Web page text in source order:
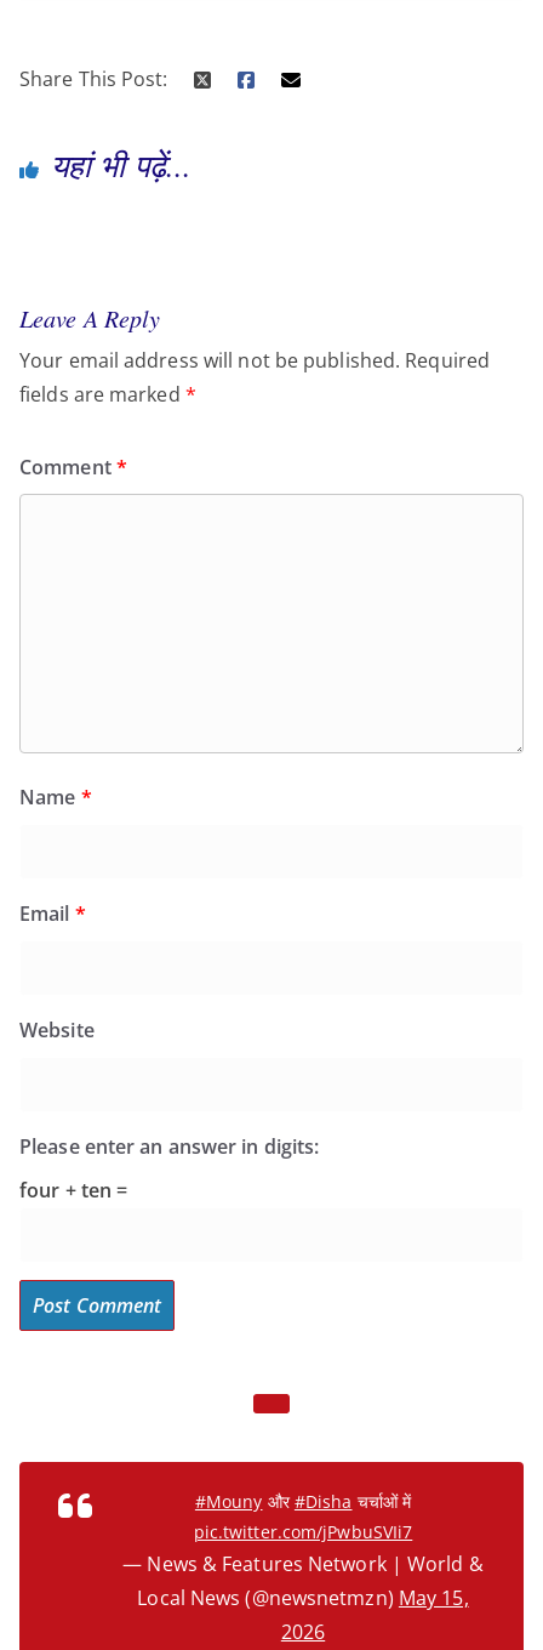
Share This Post:
यहां भी पढ़ें...
Leave A Reply
Your email address will not be published. Required
fields are marked *
Comment*
Name *
Email *
Website
Please enter an answer in digits:
four + ten =
#Mouny और#Disha चर्चाओं में
pic.twitter.com/jPwbuSVIi7
— News & Features Network | World &
Local News (@newsnetmzn) May 15,
2026